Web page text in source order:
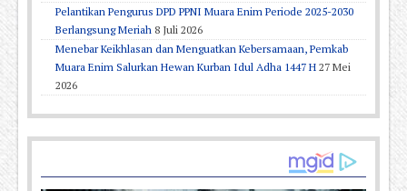
Pelantikan Pengurus DPD PPNI Muara Enim Periode 2025-2030
Berlangsung Meriah 8 Juli 2026
Menebar Keikhlasan dan Menguatkan Kebersamaan, Pemkab
Muara Enim Salurkan Hewan Kurban Idul Adha 1447 H 27 Mei
2026